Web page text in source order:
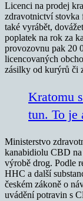
Licenci na prodej
zdravotnictví stovka
také vyrábět,
poplatek na rok za
provozovnu pak 20
licencovaných
zásilky od kurýrů či
Kratomu
tun. To je
Ministerstvo
kanabidiolu CBD
výrobě drog. Podle
HHC a další
českém zákoně o
uvádění potravin s